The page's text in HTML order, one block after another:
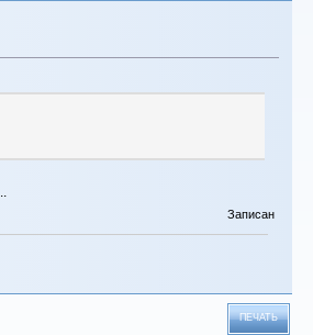
Записан
ПЕЧАТЬ